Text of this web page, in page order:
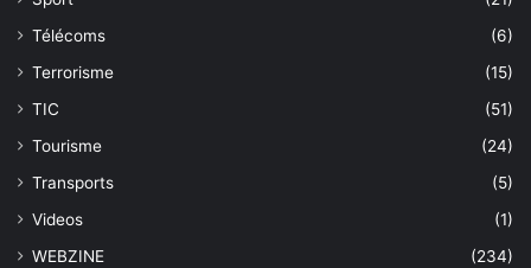
Télécoms
(6)
Terrorisme
(15)
TIC
(51)
Tourisme
(24)
Transports
(5)
Videos
(1)
WEBZINE
(234)